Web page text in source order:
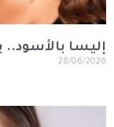
إليسا بالأسود..
28/06/2026